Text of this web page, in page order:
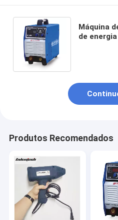
Máquina
de
Produtos Recomendados